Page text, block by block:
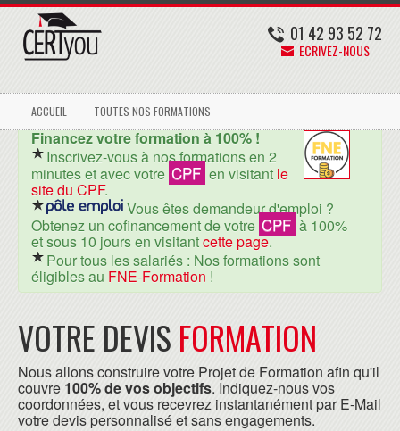
01 42 93 52 72
ECRIVEZ-NOUS
ACCUEIL TOUTES NOS FORMATIONS
Financez votre formation à 100% !
Inscrivez-vous à nos formations en 2
minutes et avec votre CPF en visitant le
site du CPF.
Vous êtes demandeur d'emploi ?
Obtenez un cofinancement de votre CPF à 100%
et sous 10 jours en visitantcette page.
Pour tous les salariés : Nos formations sont
éligibles au FNE-Formation !
VOTRE DEVIS FORMATION
Nous allons construire votre Projet de Formation afin qu'il
couvre 100% de vos objectifs. Indiquez-nous vos
coordonnées, et vous recevrez instantanément par E-Mail
votre devis personnalisé et sans engagements.